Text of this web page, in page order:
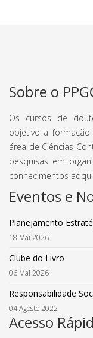
Sobre o
Os cursos de
objetivo a
área de Ciências
pesquisas em
conhecimentos
Eventos e
Planejamento
18 Mai 2026
Clube do Livro
06 Mai 2026
Responsabilidade
04 Agosto 2022
Acesso